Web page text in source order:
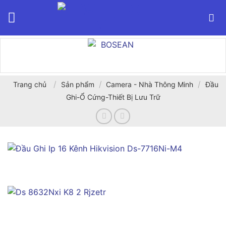
Trang chủ / Sản phẩm / Camera - Nhà Thông Minh / Đầu
Ghi-Ổ Cứng-Thiết Bị Lưu Trữ